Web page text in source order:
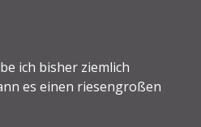
ich bisher ziemlich
es einen riesengroßen